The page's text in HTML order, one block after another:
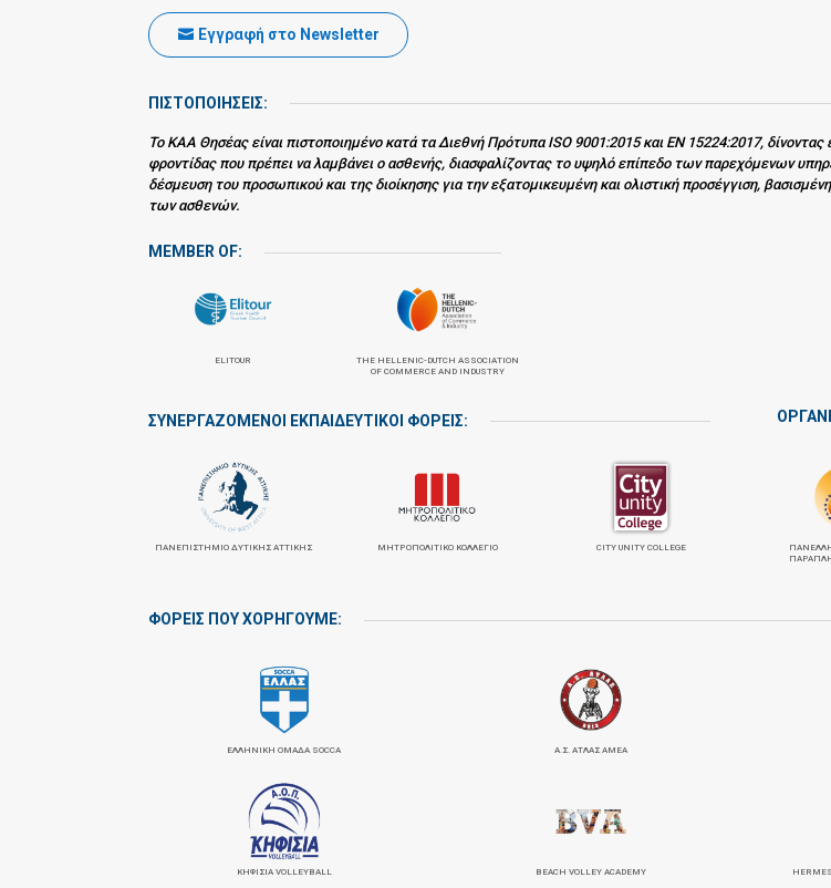
Εγγραφή στο Newsletter
ΠΙΣΤΟΠΟΙΗΣΕΙΣ:
Το ΚΑΑ Θησέας είναι πιστοποιημένο κατά τα Διεθνή Πρότυπα ISO 9001:2015 και EN 15224:2017,
φροντίδας που πρέπει να λαμβάνει ο ασθενής, διασφαλίζοντας το υψηλό επίπεδο των παρεχόμενων
δέσμευση του προσωπικού και της διοίκησης για την εξατομικευμένη και ολιστική προσέγγιση,
των ασθενών.
MEMBER OF:
ELITOUR
THE HELLENIC-DUTCH ASSOCIATION
OF COMMERCE AND INDUSTRY
ΣΥΝΕΡΓΑΖΌΜΕΝΟΙ ΕΚΠΑΙΔΕΥΤΙΚΟΊ ΦΟΡΕΊΣ:
ΠΑΝΕΠΙΣΤΉΜΙΟ ΔΥΤΙΚΉΣ ΑΤΤΙΚΉΣ ΜΗΤΡΟΠΟΛΙΤΙΚΌ ΚΟΛΛΈΓΙΟ CITY UNITY COLLEGE
ΦΟΡΕΙΣ ΠΟΥ ΧΟΡΗΓΟΥΜΕ:
ΕΛΛΗΝΙΚΗ ΟΜΑΔΑ SOCCA Α.Σ. ΑΤΛΑΣ ΑΜΕΑ
ΚΗΦΙΣΙΆ VOLLEYBALL BEACH VOLLEY ACADEMY